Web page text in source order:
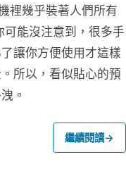
裡幾乎裝著人們所有
能沒注意到，很多手
讓你方便使用才這樣
所以，看似貼心的預
。
繼續閱讀→